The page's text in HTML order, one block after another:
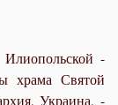
-
храма Святой
Украина, -